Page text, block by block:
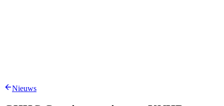
Nieuws